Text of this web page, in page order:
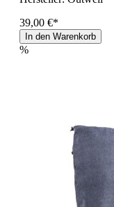
39,00 €*
In den Warenkorb
%